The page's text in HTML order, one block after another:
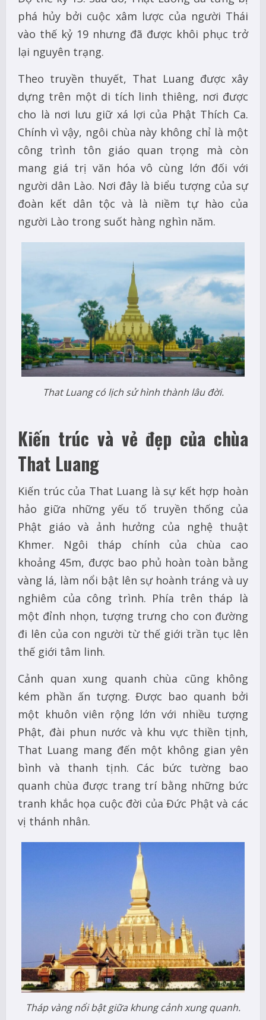
phá hủy bởi cuộc xâm lược của người Thái
vào thế kỷ 19 nhưng đã được khôi phục trở
lại nguyên trạng.
Theo truyền thuyết, That Luang được xây
dựng trên một di tích linh thiêng, nơi được
cho là nơi lưu giữ xá lợi của Phật Thích Ca.
Chính vì vậy, ngôi chùa này không chỉ là một
công trình tôn giáo quan trọng mà còn
mang giá trị văn hóa vô cùng lớn đối với
người dân Lào. Nơi đây là biểu tượng của sự
đoàn kết dân tộc và là niềm tự hào của
người Lào trong suốt hàng nghìn năm.
That Luang có lịch sử hình thành lâu đời.
Kiến trúc và vẻ đẹp của chùa
That Luang
Kiến trúc của That Luang là sự kết hợp hoàn
hảo giữa những yếu tố truyền thống của
Phật giáo và ảnh hưởng của nghệ thuật
Khmer. Ngôi tháp chính của chùa cao
khoảng 45m, được bao phủ hoàn toàn bằng
vàng lá, làm nổi bật lên sự hoành tráng và uy
nghiêm của công trình. Phía trên tháp là
một đỉnh nhọn, tượng trưng cho con đường
đi lên của con người từ thế giới trần tục lên
thế giới tâm linh.
Cảnh quan xung quanh chùa cũng không
kém phần ấn tượng. Được bao quanh bởi
một khuôn viên rộng lớn với nhiều tượng
Phật, đài phun nước và khu vực thiền tịnh,
That Luang mang đến một không gian yên
bình và thanh tịnh. Các bức tường bao
quanh chùa được trang trí bằng những bức
tranh khắc họa cuộc đời của Đức Phật và các
vị thánh nhân.
Tháp vàng nổi bật giữa khung cảnh xung quanh.